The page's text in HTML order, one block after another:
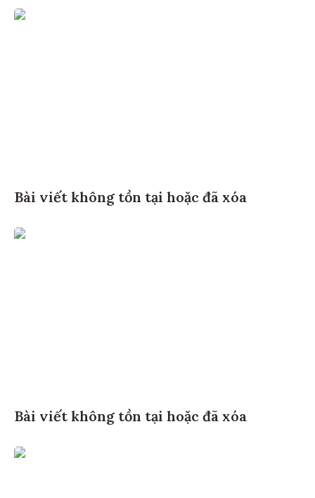
Bài viết không tồn tại hoặc đã xóa
Bài viết không tồn tại hoặc đã xóa